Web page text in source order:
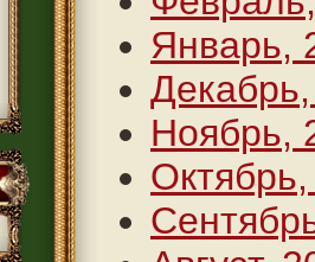
Январь,
Ноябрь,